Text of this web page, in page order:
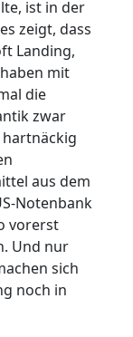
ist in der
zeigt, dass
Landing,
mit
die
zwar
aus dem
Notenbank
vorerst
Und nur
sich
noch in